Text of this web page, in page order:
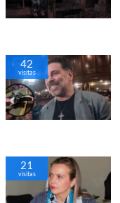
42
visitas
21
visitas